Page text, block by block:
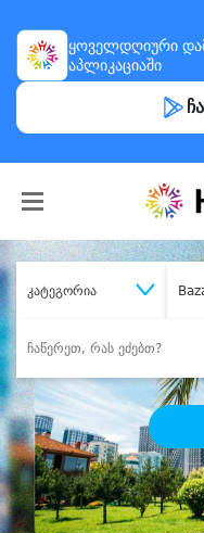
ყოველდღიური
აპლიკაციაში
კატეგორია
შეიძინე